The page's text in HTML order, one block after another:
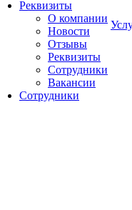
Реквизиты
О компании
Новости
Отзывы
Реквизиты
Сотрудники
Вакансии
Сотрудники